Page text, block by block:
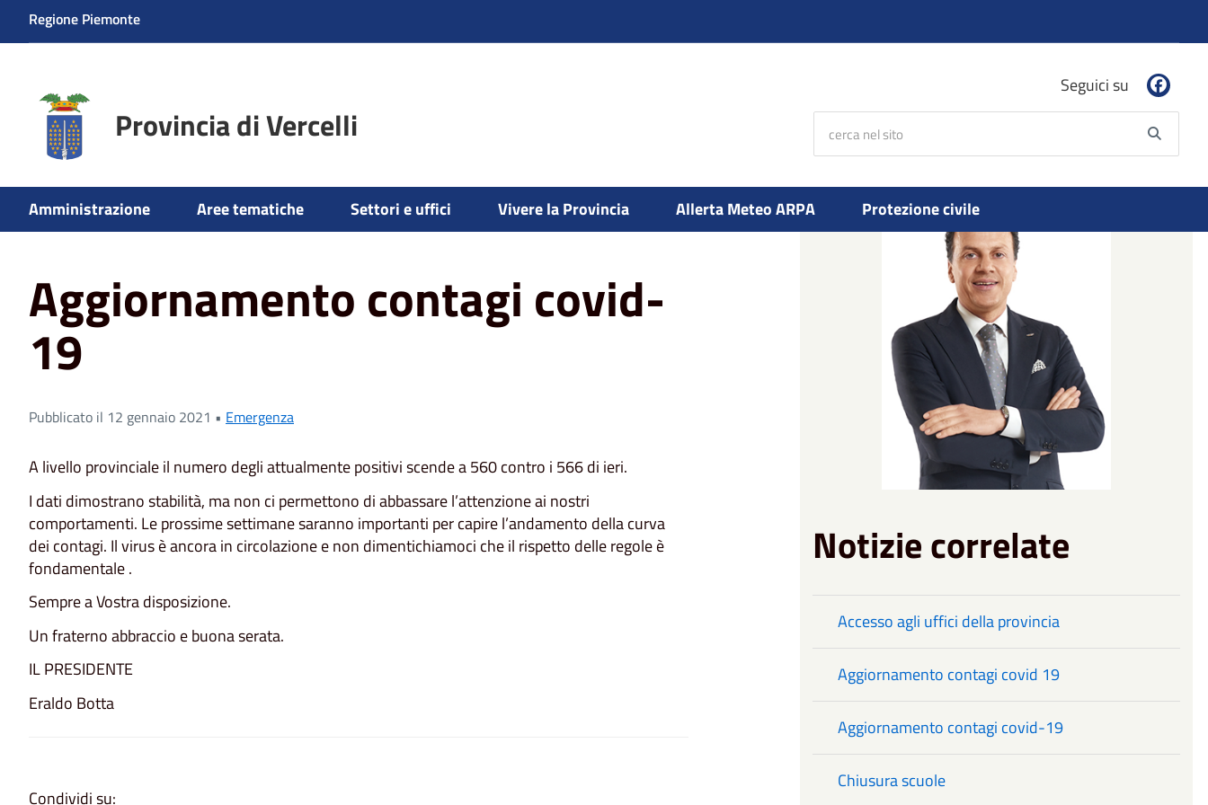
Regione Piemonte
Provincia di Vercelli
Seguici su
Amministrazione Aree tematiche Settori e uffici Vivere la Provincia Allerta Meteo ARPA Protezione civile
Home News Aggiornamento contagi covid-19
Aggiornamento contagi covid-
19
Pubblicato il 12 gennaio 2021 • Emergenza
A livello provinciale il numero degli attualmente positivi scende a 560 contro i 566 di ieri.
I dati dimostrano stabilità, ma non ci permettono di abbassare l’attenzione ai nostri
comportamenti. Le prossime settimane saranno importanti per capire l’andamento della curva
dei contagi. Il virus è ancora in circolazione e non dimentichiamoci che il rispetto delle regole è
fondamentale .
Sempre a Vostra disposizione.
Un fraterno abbraccio e buona serata.
IL PRESIDENTE
Eraldo Botta
Condividi su:
Notizie correlate
Accesso agli uffici della provincia
Aggiornamento contagi covid 19
Aggiornamento contagi covid-19
Chiusura scuole